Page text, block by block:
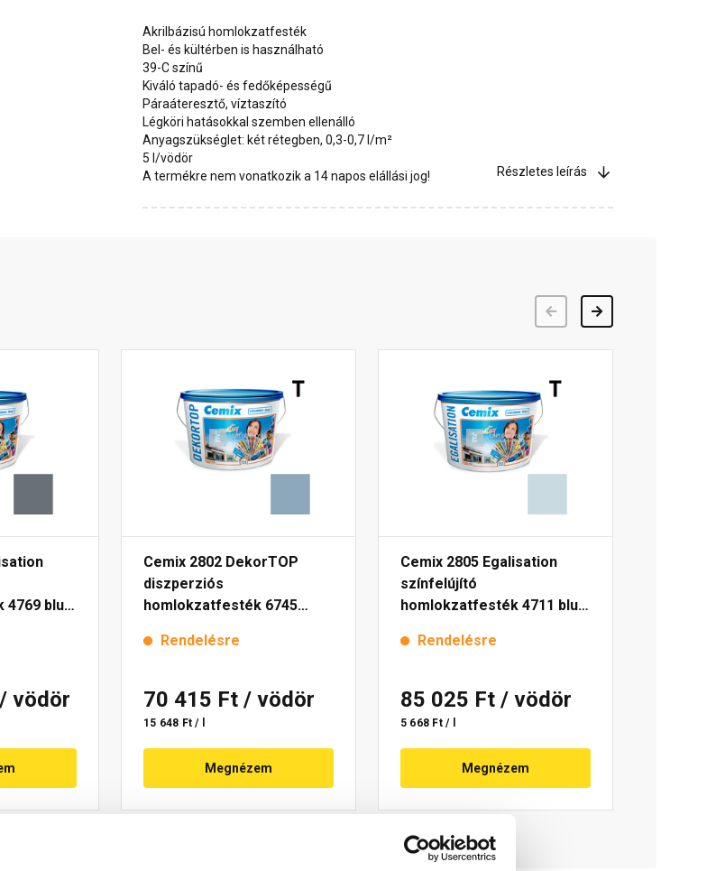
Akrilbázisú homlokzatfesték
Bel- és kültérben is használható
39-C színű
Kiváló tapadó- és fedőképességű
Páraáteresztő, víztaszító
Légköri hatásokkal szemben ellenálló
Anyagszükséglet: két rétegben, 0,3-0,7 l/m²
5 l/vödör
A termékre nem vonatkozik a 14 napos elállási jog!
Részletes leírás
4769 blue
/ vödör
Cemix 2802 DekorTOP
diszperziós
homlokzatfesték 6745
Rendelésre
70 415 Ft / vödör
15 648 Ft / l
Megnézem
Cemix 2805 Egalisation
színfelújító
homlokzatfesték 4711 blue
Rendelésre
85 025 Ft / vödör
5 668 Ft / l
Megnézem